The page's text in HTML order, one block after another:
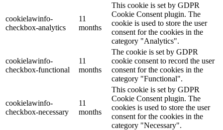
cookielawinfo-
checkbox-analytics
11
months
This cookie is set by GDPR
Cookie Consent plugin. The
cookie is used to store the user
consent for the cookies in the
category "Analytics".
cookielawinfo-
checkbox-functional
11
months
The cookie is set by GDPR
cookie consent to record the user
consent for the cookies in the
category "Functional".
cookielawinfo-
checkbox-necessary
11
months
This cookie is set by GDPR
Cookie Consent plugin. The
cookies is used to store the user
consent for the cookies in the
category "Necessary".